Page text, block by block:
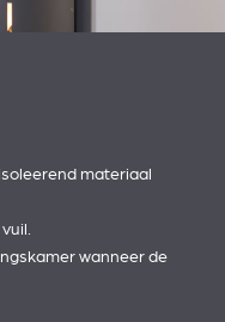
materiaal
wanneer de